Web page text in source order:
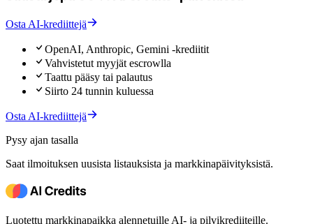
Osta AI-krediittejä
OpenAI, Anthropic, Gemini -krediitit
Vahvistetut myyjät escrowlla
Taattu pääsy tai palautus
Siirto 24 tunnin kuluessa
Osta AI-krediittejä
Pysy ajan tasalla
Saat ilmoituksen uusista listauksista ja markkinapäivityksistä.
Luotettu markkinapaikka alennetuille AI- ja pilvikrediiteille.